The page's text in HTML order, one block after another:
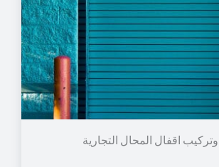
اقفال المحال التجارية